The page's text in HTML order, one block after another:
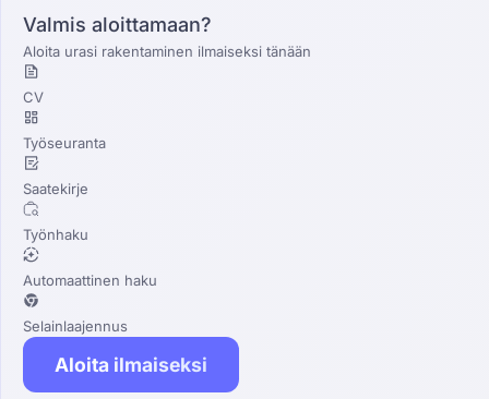
Valmis aloittamaan?
Aloita urasi rakentaminen ilmaiseksi tänään
CV
Työseuranta
Saatekirje
Työnhaku
Automaattinen haku
Selainlaajennus
Aloita ilmaiseksi